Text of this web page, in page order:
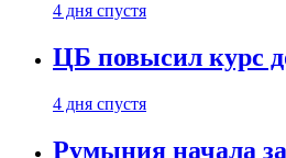
4 дня спустя
ЦБ повысил курс
4 дня спустя
Румыния начала